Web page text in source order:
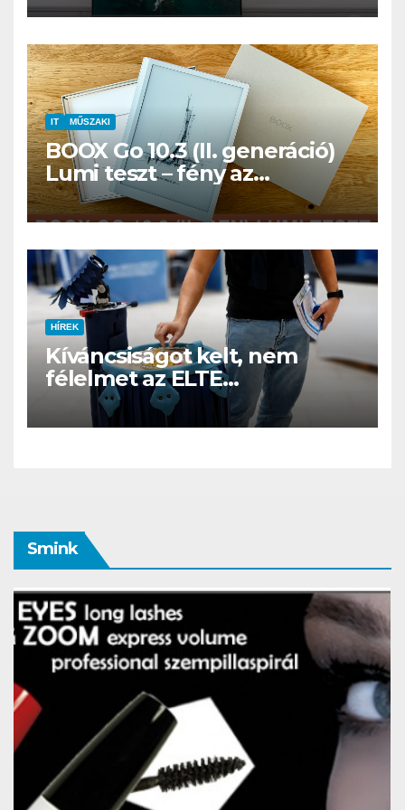
IT MŰSZAKI
BOOX Go 10.3 (II. generáció)
Lumi teszt – fény az
éjszakában, fél könyvtár a
családi csomagban
HÍREK
Kíváncsiságot kelt, nem
félelmet az ELTE
etológusainak felszolgáló
robotja
Smink